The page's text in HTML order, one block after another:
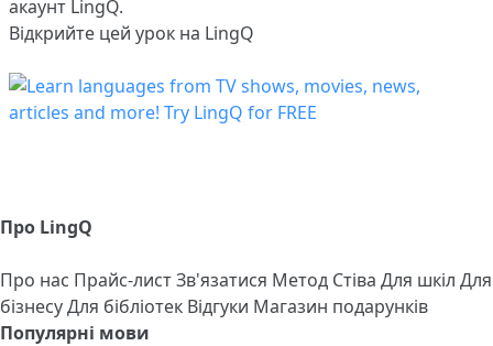
акаунт LingQ.
Відкрийте цей урок на LingQ
Про LingQ
Про нас Прайс-листЗв'язатися Метод Стіва Для шкіл Для
бізнесуДля бібліотек Відгуки Магазин подарунків
Популярні мови